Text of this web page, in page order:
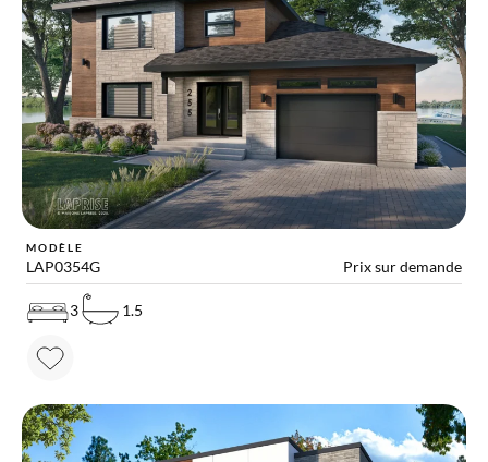
MODÈLE
LAP0354G Prix sur demande
3 1.5